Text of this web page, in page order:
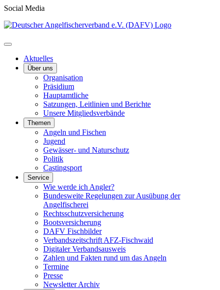
Social Media
Aktuelles
Über uns
Organisation
Präsidium
Hauptamtliche
Satzungen, Leitlinien und Berichte
Unsere Mitgliedsverbände
Themen
Angeln und Fischen
Jugend
Gewässer- und Naturschutz
Politik
Castingsport
Service
Wie werde ich Angler?
Bundesweite Regelungen zur Ausübung der
Angelfischerei
Rechtsschutzversicherung
Bootsversicherung
DAFV Fischbilder
Verbandszeitschrift AFZ-Fischwaid
Digitaler Verbandsausweis
Zahlen und Fakten rund um das Angeln
Termine
Presse
Newsletter Archiv